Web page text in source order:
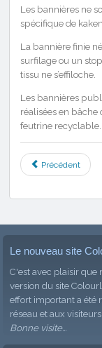
Les bannières ne
spécifique de
La bannière finie
surfilage ou un
tissu ne s’effiloche.
Les bannières
réalisées en
feutrine recyclable.
Précédent
Le nouveau site
C'est avec plaisir
version du site
effort important a été
réseau et aux
Bonne visite...